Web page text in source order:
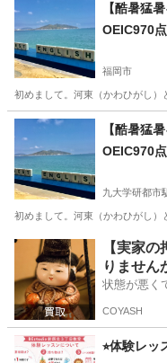
【酷暑猛
OEIC970
福岡市
初めまして。河東（かわひがし
福岡 福岡市 TOEIC(R)テ
【酷暑猛
OEIC970
率的に上
九大学研都市
初めまして。河東（かわひがし
福岡 福岡市 九大学研都
【実家
りません
状態が悪く
COYASH
⭐︎体験レッ